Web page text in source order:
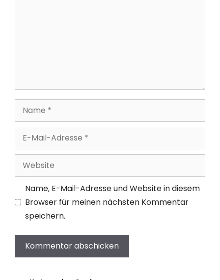
Name
Mail-
Adresse
Website
Name, E-Mail-Adresse und Website in diesem
Browser für meinen nächsten Kommentar
speichern.